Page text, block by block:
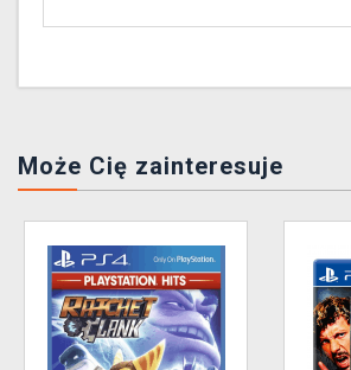
Może Cię zainteresuje